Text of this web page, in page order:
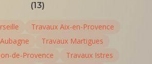
(13)
Travaux Aix-en-Provence
Aubagne Travaux Martigues
de-Provence Travaux Istres